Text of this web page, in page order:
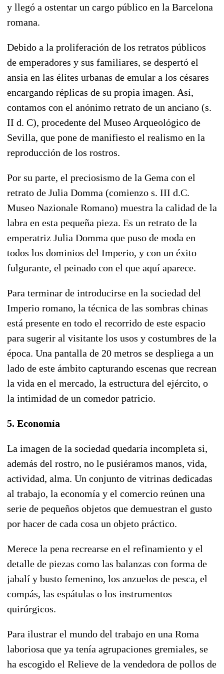
y llegó a ostentar un cargo público en la Barcelona
romana.
Debido a la proliferación de los retratos públicos
de emperadores y sus familiares, se despertó el
ansia en las élites urbanas de emular a los césares
encargando réplicas de su propia imagen. Así,
contamos con el anónimo retrato de un anciano (s.
II d. C), procedente del Museo Arqueológico de
Sevilla, que pone de manifiesto el realismo en la
reproducción de los rostros.
Por su parte, el preciosismo de la Gema con el
retrato de Julia Domma (comienzo s. III d.C.
Museo Nazionale Romano) muestra la calidad de la
labra en esta pequeña pieza. Es un retrato de la
emperatriz Julia Domma que puso de moda en
todos los dominios del Imperio, y con un éxito
fulgurante, el peinado con el que aquí aparece.
Para terminar de introducirse en la sociedad del
Imperio romano, la técnica de las sombras chinas
está presente en todo el recorrido de este espacio
para sugerir al visitante los usos y costumbres de la
época. Una pantalla de 20 metros se despliega a un
lado de este ámbito capturando escenas que recrean
la vida en el mercado, la estructura del ejército, o
la intimidad de un comedor patricio.
5. Economía
La imagen de la sociedad quedaría incompleta si,
además del rostro, no le pusiéramos manos, vida,
actividad, alma. Un conjunto de vitrinas dedicadas
al trabajo, la economía y el comercio reúnen una
serie de pequeños objetos que demuestran el gusto
por hacer de cada cosa un objeto práctico.
Merece la pena recrearse en el refinamiento y el
detalle de piezas como las balanzas con forma de
jabalí y busto femenino, los anzuelos de pesca, el
compás, las espátulas o los instrumentos
quirúrgicos.
Para ilustrar el mundo del trabajo en una Roma
laboriosa que ya tenía agrupaciones gremiales, se
ha escogido el Relieve de la vendedora de pollos de